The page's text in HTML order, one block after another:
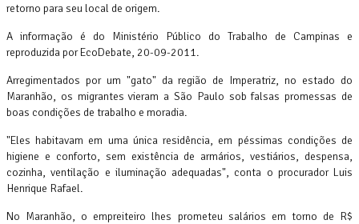
retorno para seu local de origem.
A informação é do Ministério Público do Trabalho de Campinas e
reproduzida por EcoDebate, 20-09-2011.
Arregimentados por um "gato" da região de Imperatriz, no estado do
Maranhão, os migrantes vieram a São Paulo sob falsas promessas de
boas condições de trabalho e moradia.
"Eles habitavam em uma única residência, em péssimas condições de
higiene e conforto, sem existência de armários, vestiários, despensa,
cozinha, ventilação e iluminação adequadas", conta o procurador Luis
Henrique Rafael.
No Maranhão, o empreiteiro lhes prometeu salários em torno de R$